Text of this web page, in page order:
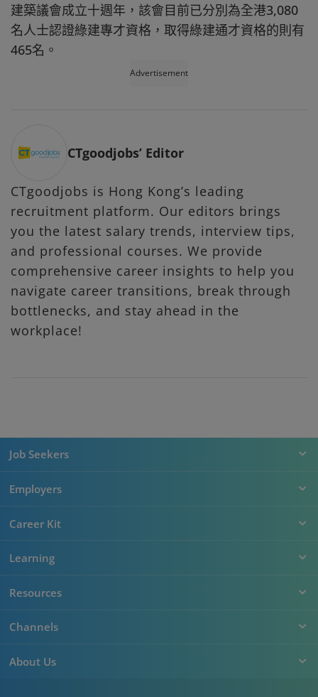
建築議會成立十週年，該會目前已分別為全港3,080
名人士認證綠建專才資格，取得綠建通才資格的則有
465名。
Advertisement
CTgoodjobs’ Editor
CTgoodjobs is Hong Kong’s leading
recruitment platform. Our editors brings
you the latest salary trends, interview tips,
and professional courses. We provide
comprehensive career insights to help you
navigate career transitions, break through
bottlenecks, and stay ahead in the
workplace!
Job Seekers
Employers
Career Kit
Learning
Resources
Channels
About Us